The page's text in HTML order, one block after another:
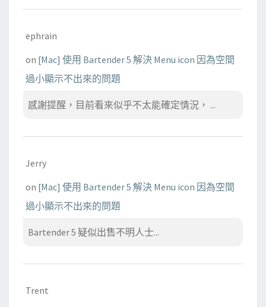
ephrain
on [Mac] 使用 Bartender 5 解決 Menu icon 因為空間
過小顯示不出來的問題
感謝提醒，目前看來似乎不太能確定情況， ...
Jerry
on [Mac] 使用 Bartender 5 解決 Menu icon 因為空間
過小顯示不出來的問題
Bartender 5 疑似出售不明人士...
Trent